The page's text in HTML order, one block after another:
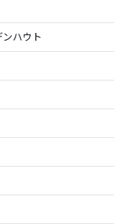
ハウト